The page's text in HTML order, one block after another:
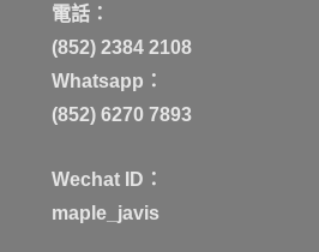
電話：
(852) 2384 2108
Whatsapp：
(852) 6270 7893
Wechat ID：
maple_javis